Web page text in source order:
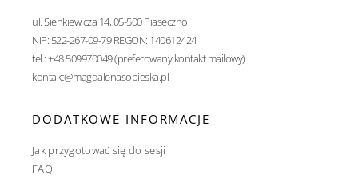
ul. Sienkiewicza 14, 05-500 Piaseczno
NIP: 522-267-09-79 REGON: 140612424
tel.: +48 509970049 (preferowany kontakt mailowy)
kontakt@magdalenasobieska.pl
DODATKOWE INFORMACJE
Jak przygotować się do sesji
FAQ